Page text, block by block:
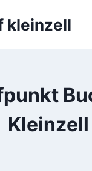
kleinzell
Kleinzell